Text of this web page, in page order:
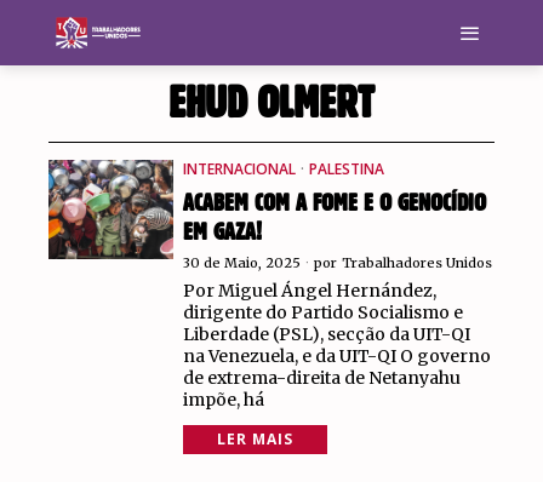
EHUD OLMERT
INTERNACIONAL · PALESTINA
ACABEM COM A FOME E O GENOCÍDIO
EM GAZA!
30 de Maio, 2025 por Trabalhadores Unidos
Por Miguel Ángel Hernández,
dirigente do Partido Socialismo e
Liberdade (PSL), secção da UIT-QI
na Venezuela, e da UIT-QI O governo
de extrema-direita de Netanyahu
impõe, há
LER MAIS